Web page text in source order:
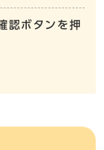
認ボタンを押